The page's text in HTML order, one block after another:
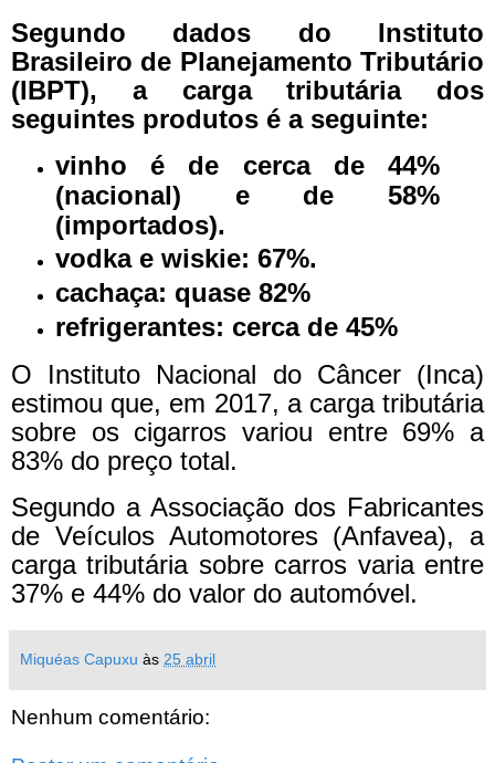
Segundo dados do Instituto
Brasileiro de Planejamento Tributário
(IBPT), a carga tributária dos
seguintes produtos é a seguinte:
vinho é de cerca de 44%
(nacional) e de 58%
(importados).
vodka e wiskie: 67%.
cachaça: quase 82%
refrigerantes: cerca de 45%
O Instituto Nacional do Câncer (Inca)
estimou que, em 2017, a carga tributária
sobre os cigarros variou entre 69% a
83% do preço total.
Segundo a Associação dos Fabricantes
de Veículos Automotores (Anfavea), a
carga tributária sobre carros varia entre
37% e 44% do valor do automóvel.
Miquéas Capuxu às 25 abril
Nenhum comentário: